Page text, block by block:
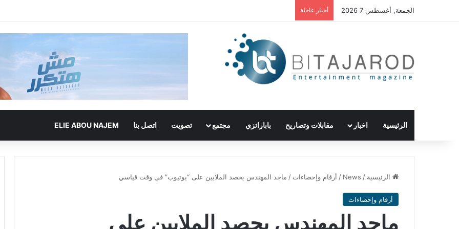
الجمعة, أغسطس 7 2026 أخبار عاجلة
الرئيسية اخبار مقابلات وتصاريح باباراتزي مجتمع تصويت اتصل بنا ELIE ABOU NAJEM
الرئيسية /
News
/ أرقام وإحصاءات / ماجد المهندس يحصد الملايين على “يوتيوب” في وقت قياسي
أرقام وإحصاءات
ماجد المهندس يحصد الملايين على